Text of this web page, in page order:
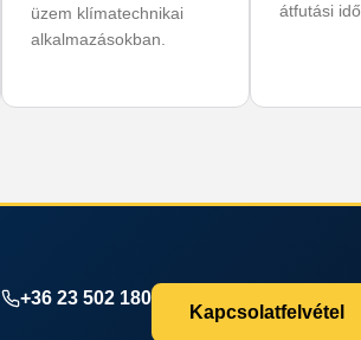
üzem klímatechnikai
alkalmazásokban.
átfutási idő.
+36 23 502 180
Kapcsolatfelvétel